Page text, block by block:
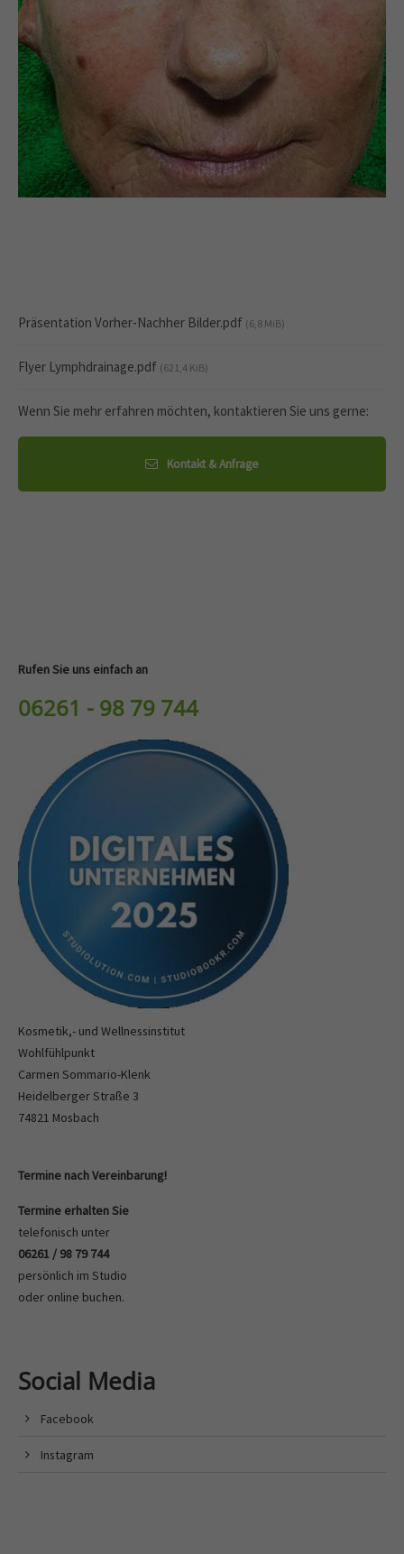
Präsentation Vorher-Nachher Bilder.pdf (6,8 MiB)
Flyer Lymphdrainage.pdf (621,4 KiB)
Wenn Sie mehr erfahren möchten, kontaktieren Sie uns gerne:
Kontakt & Anfrage
Rufen Sie uns einfach an
06261 - 98 79 744
Kosmetik,- und Wellnessinstitut
Wohlfühlpunkt
Carmen Sommario-Klenk
Heidelberger Straße 3
74821 Mosbach
Termine nach Vereinbarung!
Termine erhalten Sie
telefonisch unter
06261 / 98 79 744
persönlich im Studio
oder online buchen.
Social Media
Facebook
Instagram